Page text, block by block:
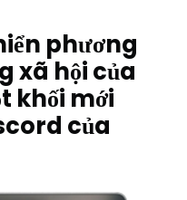
phương
xã hội của
khối mới
của